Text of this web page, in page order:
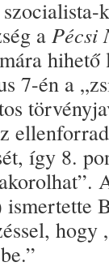
a Pécsi
7-én a
így 8.